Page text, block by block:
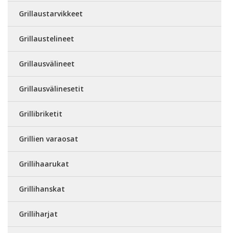
Grillaustarvikkeet
Grillaustelineet
Grillausvälineet
Grillausvälinesetit
Grillibriketit
Grillien varaosat
Grillihaarukat
Grillihanskat
Grilliharjat